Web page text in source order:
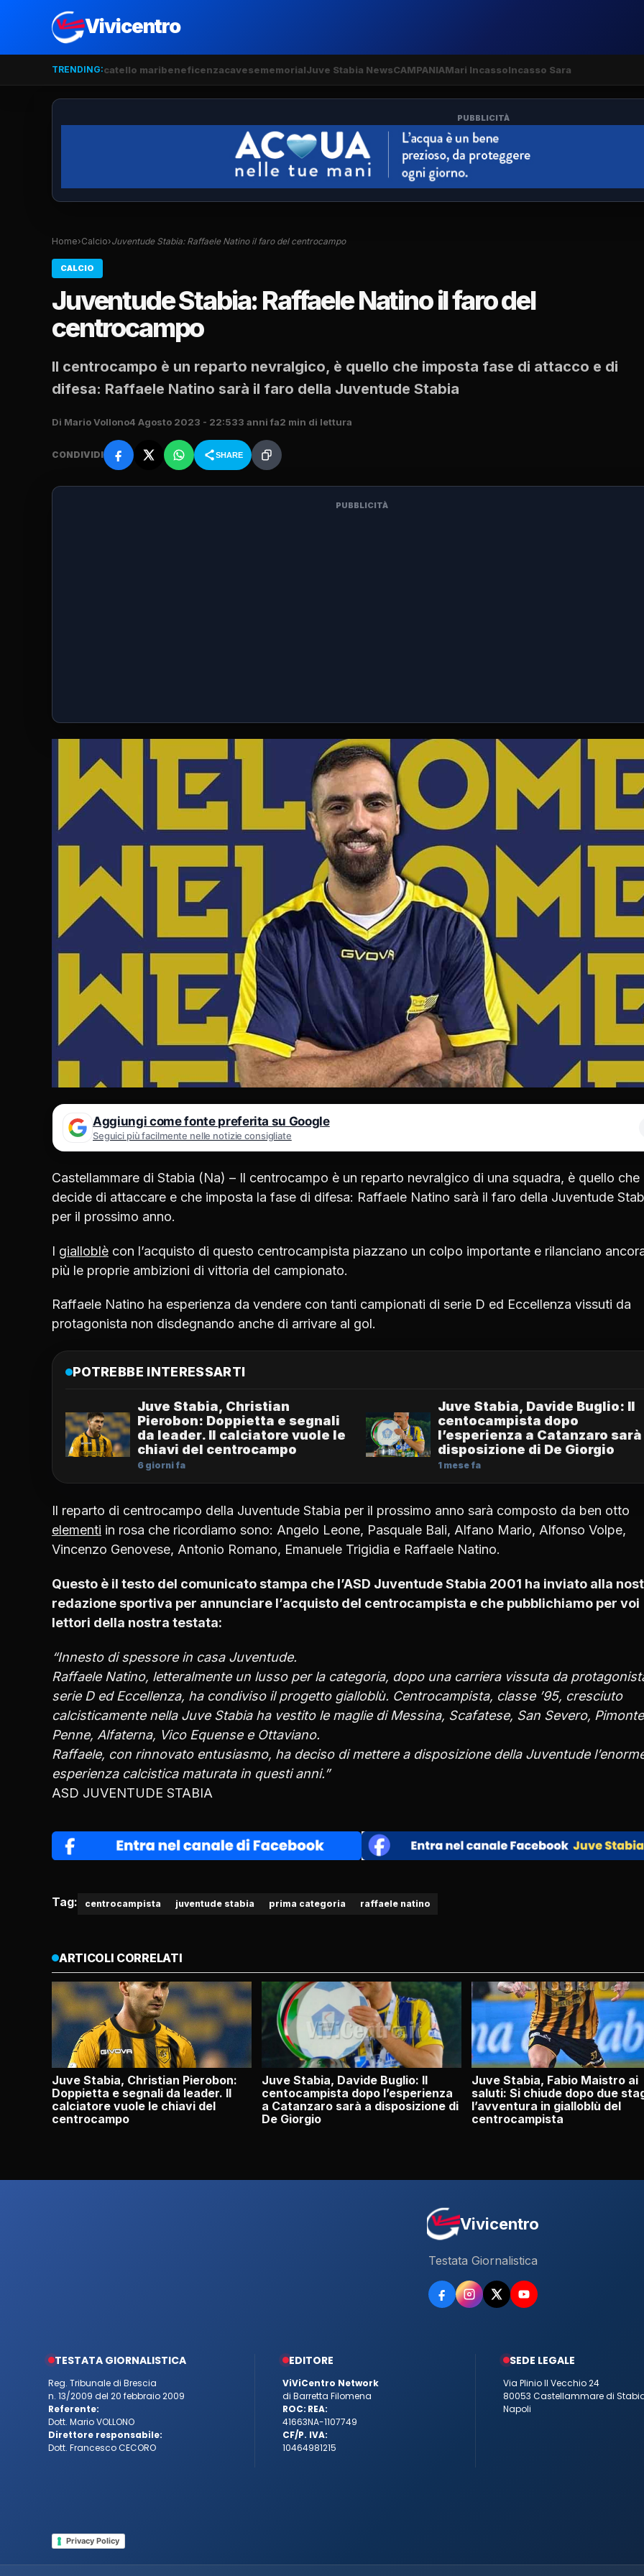
Vivicentro
TRENDING:catello maribeneficenzacavesememorialJuve Stabia NewsCAMPANIAMari IncassoIncasso Sara
PUBBLICITÀ
Home›Calcio›Juventude Stabia: Raffaele Natino il faro del centrocampo
CALCIO
Juventude Stabia: Raffaele Natino il faro del
centrocampo
Il centrocampo è un reparto nevralgico, è quello che imposta fase di attacco e di
difesa: Raffaele Natino sarà il faro della Juventude Stabia
Di Mario Vollono4 Agosto 2023 - 22:533 anni fa2 min di lettura
CONDIVIDI SHARE
PUBBLICITÀ
Aggiungi come fonte preferita su Google
Seguici più facilmente nelle notizie consigliate
Castellammare di Stabia (Na) – Il centrocampo è un reparto nevralgico di una squadra, è quello che
decide di attaccare e che imposta la fase di difesa: Raffaele Natino sarà il faro della Juventude
per il prossimo anno.
I gialloblè con l’acquisto di questo centrocampista piazzano un colpo importante e rilanciano
più le proprie ambizioni di vittoria del campionato.
Raffaele Natino ha esperienza da vendere con tanti campionati di serie D ed Eccellenza vissuti da
protagonista non disdegnando anche di arrivare al gol.
POTREBBE INTERESSARTI
Juve Stabia, Christian
Pierobon: Doppietta e segnali
da leader. Il calciatore vuole le
chiavi del centrocampo
6 giorni fa
Juve Stabia, Davide Buglio: Il
centocampista dopo
l’esperienza a Catanzaro sarà
disposizione di De Giorgio
1 mese fa
Il reparto di centrocampo della Juventude Stabia per il prossimo anno sarà composto da ben otto
elementi in rosa che ricordiamo sono: Angelo Leone, Pasquale Bali, Alfano Mario, Alfonso Volpe,
Vincenzo Genovese, Antonio Romano, Emanuele Trigidia e Raffaele Natino.
Questo è il testo del comunicato stampa che l’ASD Juventude Stabia 2001 ha inviato alla
redazione sportiva per annunciare l’acquisto del centrocampista e che pubblichiamo per voi
lettori della nostra testata:
“Innesto di spessore in casa Juventude.
Raffaele Natino, letteralmente un lusso per la categoria, dopo una carriera vissuta da
serie D ed Eccellenza, ha condiviso il progetto gialloblù. Centrocampista, classe ’95, cresciuto
calcisticamente nella Juve Stabia ha vestito le maglie di Messina, Scafatese, San Severo,
Penne, Alfaterna, Vico Equense e Ottaviano.
Raffaele, con rinnovato entusiasmo, ha deciso di mettere a disposizione della Juventude
esperienza calcistica maturata in questi anni.”
ASD JUVENTUDE STABIA
Tag: centrocampista juventude stabia prima categoria raffaele natino
ARTICOLI CORRELATI
Juve Stabia, Christian Pierobon:
Doppietta e segnali da leader. Il
calciatore vuole le chiavi del
centrocampo
Juve Stabia, Davide Buglio: Il
centocampista dopo l’esperienza
a Catanzaro sarà a disposizione di
De Giorgio
Juve Stabia, Fabio Maistro ai
saluti: Si chiude dopo due
l’avventura in gialloblù del
centrocampista
Vivicentro
Testata Giornalistica
TESTATA GIORNALISTICA
Reg. Tribunale di Brescia
n. 13/2009 del 20 febbraio 2009
Referente:
Dott. Mario VOLLONO
Direttore responsabile:
Dott. Francesco CECORO
EDITORE
ViViCentro Network
di Barretta Filomena
ROC:
41663
REA:
NA-1107749
CF/P. IVA:
10464981215
SEDE LEGALE
Via Plinio Il Vecchio 24
80053 Castellammare di
Napoli
Privacy Policy